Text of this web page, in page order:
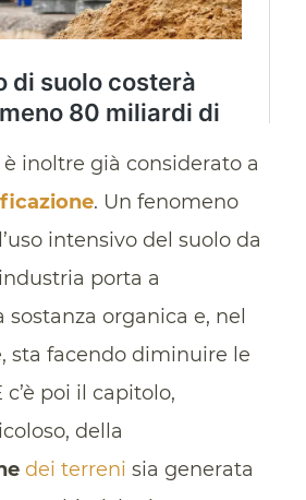
è inoltre già considerato a
. Un fenomeno
intensivo del suolo da
porta a
organica e, nel
sta facendo diminuire le
c’è poi il capitolo,
della
dei terreni sia generata